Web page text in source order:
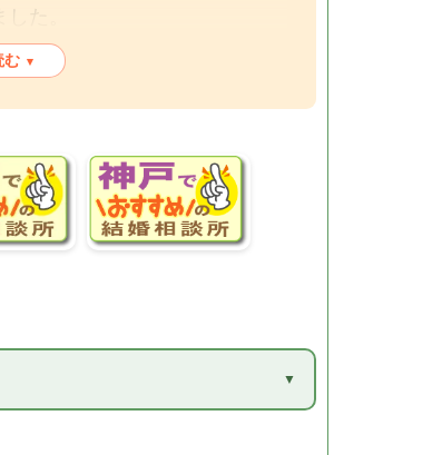
た。
でお勧めです。私のように
ください。
む ▾